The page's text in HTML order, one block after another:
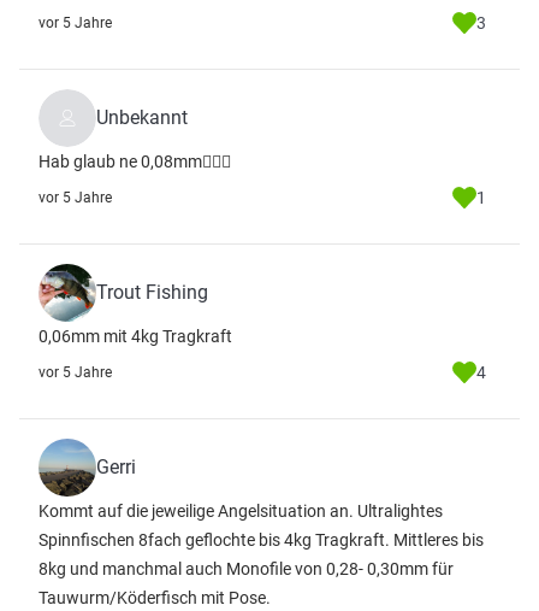
vor 5 Jahre 3
Unbekannt
Hab glaub ne 0,08mm🙋🏻‍♂️
vor 5 Jahre 1
Trout Fishing
0,06mm mit 4kg Tragkraft
vor 5 Jahre 4
Gerri
Kommt auf die jeweilige Angelsituation an. Ultralightes
Spinnfischen 8fach geflochte bis 4kg Tragkraft. Mittleres bis
8kg und manchmal auch Monofile von 0,28- 0,30mm für
Tauwurm/Köderfisch mit Pose.